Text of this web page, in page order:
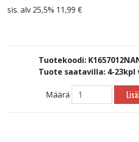
sis. alv 25,5% 11,99 €
Tuotekoodi:
Tuote saatavilla: 4-23kpl
Määrä